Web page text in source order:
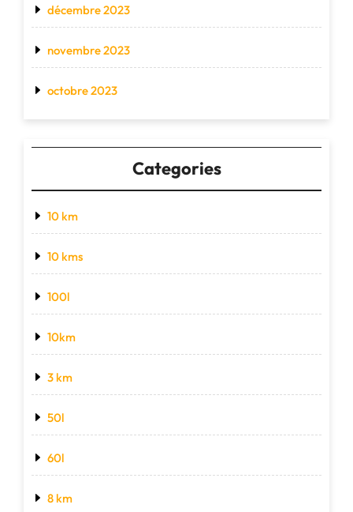
décembre 2023
novembre 2023
octobre 2023
Categories
10 km
10 kms
100l
10km
3 km
50l
60l
8 km